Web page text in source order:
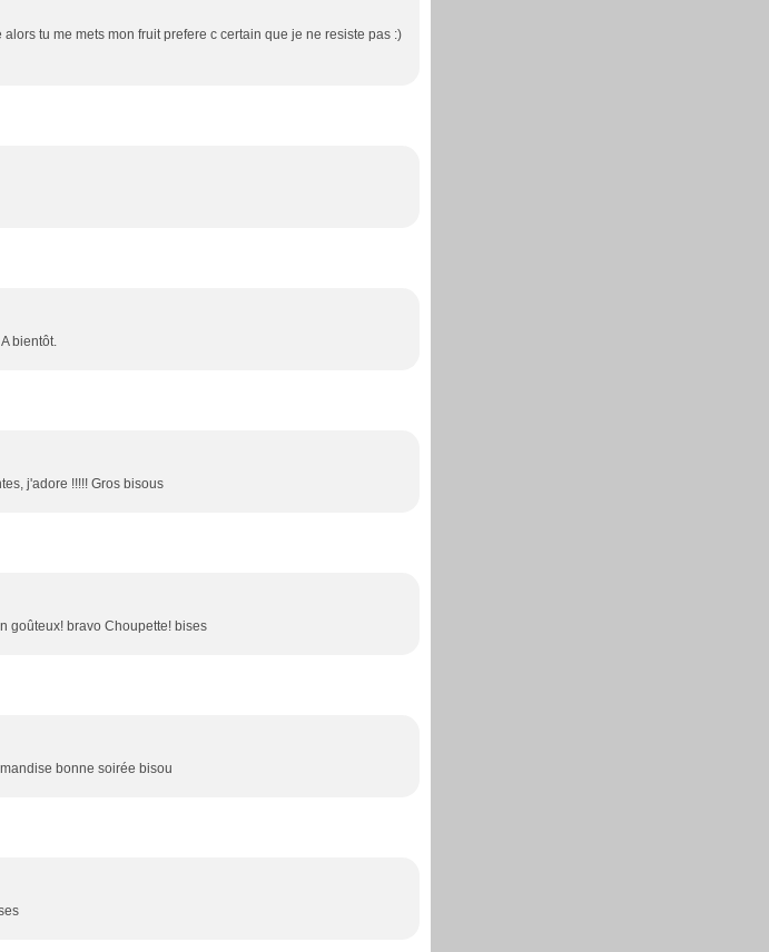
tu me mets mon fruit prefere c certain que je ne resiste pas :)
bientôt.
j'adore !!!!! Gros bisous
goûteux! bravo Choupette! bises
bonne soirée bisou